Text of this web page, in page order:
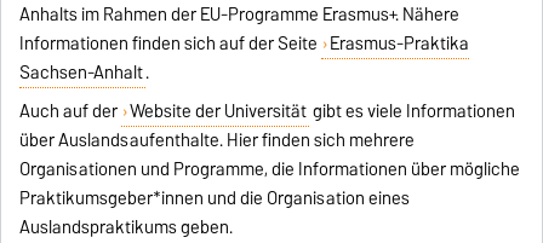
Anhalts im Rahmen der EU-Programme Erasmus+. Nähere
Informationen finden sich auf der Seite Erasmus-Praktika
Sachsen-Anhalt.
Auch auf der Website der Universität gibt es viele Informationen
über Auslandsaufenthalte. Hier finden sich mehrere
Organisationen und Programme, die Informationen über mögliche
Praktikumsgeber*innen und die Organisation eines
Auslandspraktikums geben.